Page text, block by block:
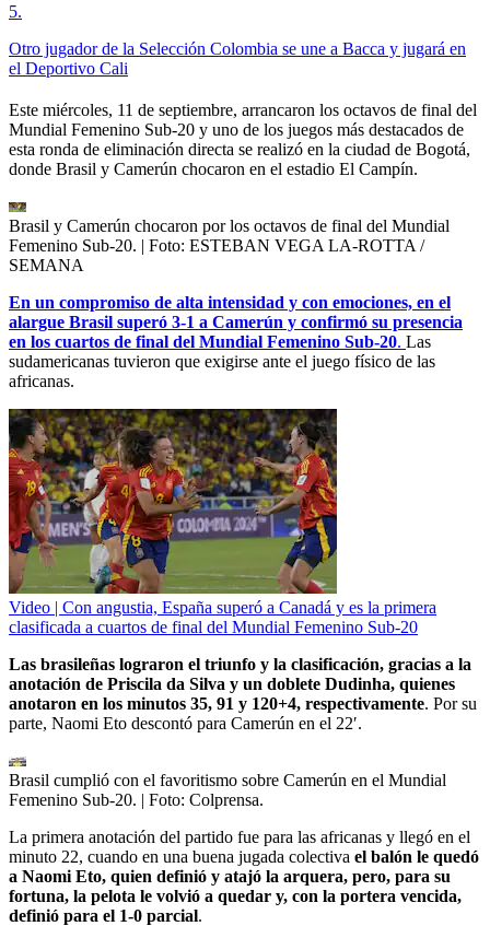
5.
Otro jugador de la Selección Colombia se une a Bacca y jugará en
el Deportivo Cali
Este miércoles, 11 de septiembre, arrancaron los octavos de final del
Mundial Femenino Sub-20 y uno de los juegos más destacados de
esta ronda de eliminación directa se realizó en la ciudad de Bogotá,
donde Brasil y Camerún chocaron en el estadio El Campín.
Brasil y Camerún chocaron por los octavos de final del Mundial
Femenino Sub-20. | Foto: ESTEBAN VEGA LA-ROTTA /
SEMANA
En un compromiso de alta intensidad y con emociones, en el
alargue Brasil superó 3-1 a Camerún y confirmó su presencia
en los cuartos de final del Mundial Femenino Sub-20. Las
sudamericanas tuvieron que exigirse ante el juego físico de las
africanas.
Video | Con angustia, España superó a Canadá y es la primera
clasificada a cuartos de final del Mundial Femenino Sub-20
Las brasileñas lograron el triunfo y la clasificación, gracias a la
anotación de Priscila da Silva y un doblete Dudinha, quienes
anotaron en los minutos 35, 91 y 120+4, respectivamente. Por su
parte, Naomi Eto descontó para Camerún en el 22′.
Brasil cumplió con el favoritismo sobre Camerún en el Mundial
Femenino Sub-20. | Foto: Colprensa.
La primera anotación del partido fue para las africanas y llegó en el
minuto 22, cuando en una buena jugada colectiva el balón le quedó
a Naomi Eto, quien definió y atajó la arquera, pero, para su
fortuna, la pelota le volvió a quedar y, con la portera vencida,
definió para el 1-0 parcial.